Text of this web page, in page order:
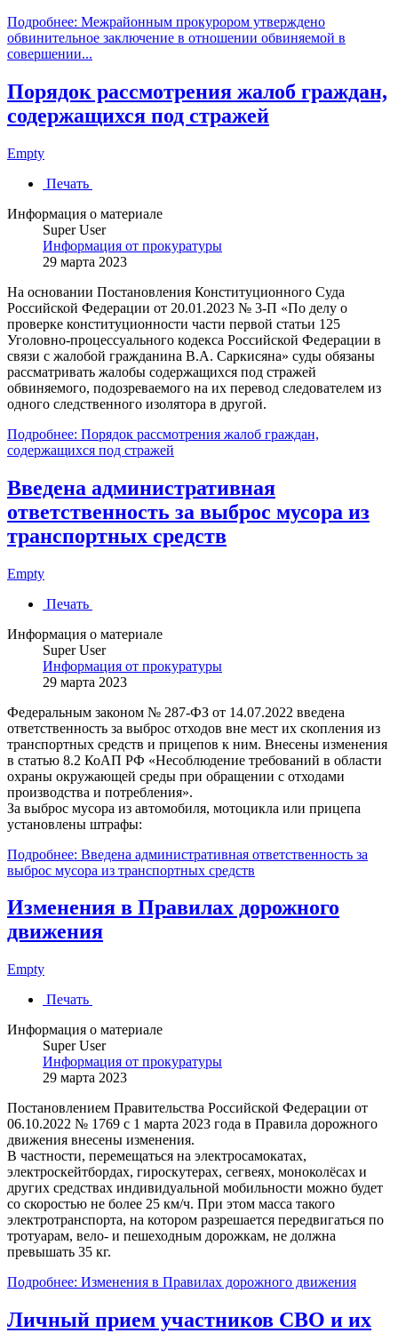
Подробнее: Межрайонным прокурором утверждено
обвинительное заключение в отношении обвиняемой в
совершении...
Порядок рассмотрения жалоб граждан,
содержащихся под стражей
Empty
Печать
Информация о материале
Super User
Информация от прокуратуры
29 марта 2023
На основании Постановления Конституционного Суда
Российской Федерации от 20.01.2023 № 3-П «По делу о
проверке конституционности части первой статьи 125
Уголовно-процессуального кодекса Российской Федерации в
связи с жалобой гражданина В.А. Саркисяна» суды обязаны
рассматривать жалобы содержащихся под стражей
обвиняемого, подозреваемого на их перевод следователем из
одного следственного изолятора в другой.
Подробнее: Порядок рассмотрения жалоб граждан,
содержащихся под стражей
Введена административная
ответственность за выброс мусора из
транспортных средств
Empty
Печать
Информация о материале
Super User
Информация от прокуратуры
29 марта 2023
Федеральным законом № 287-ФЗ от 14.07.2022 введена
ответственность за выброс отходов вне мест их скопления из
транспортных средств и прицепов к ним. Внесены изменения
в статью 8.2 КоАП РФ «Несоблюдение требований в области
охраны окружающей среды при обращении с отходами
производства и потребления».
За выброс мусора из автомобиля, мотоцикла или прицепа
установлены штрафы:
Подробнее: Введена административная ответственность за
выброс мусора из транспортных средств
Изменения в Правилах дорожного
движения
Empty
Печать
Информация о материале
Super User
Информация от прокуратуры
29 марта 2023
Постановлением Правительства Российской Федерации от
06.10.2022 № 1769 с 1 марта 2023 года в Правила дорожного
движения внесены изменения.
В частности, перемещаться на электросамокатах,
электроскейтбордах, гироскутерах, сегвеях, моноколёсах и
других средствах индивидуальной мобильности можно будет
со скоростью не более 25 км/ч. При этом масса такого
электротранспорта, на котором разрешается передвигаться по
тротуарам, вело- и пешеходным дорожкам, не должна
превышать 35 кг.
Подробнее: Изменения в Правилах дорожного движения
Личный прием участников СВО и их